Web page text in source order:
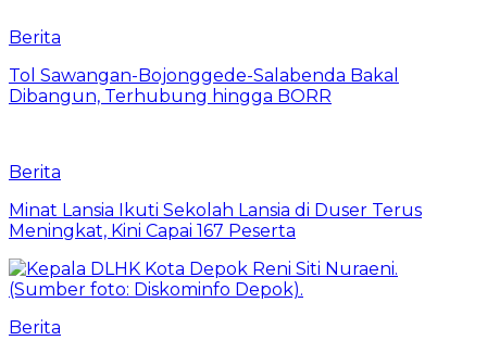
Berita
Tol Sawangan-Bojonggede-Salabenda Bakal
Dibangun, Terhubung hingga BORR
Berita
Minat Lansia Ikuti Sekolah Lansia di Duser Terus
Meningkat, Kini Capai 167 Peserta
Berita